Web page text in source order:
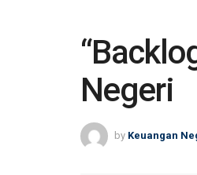
Negeri
by Keuangan